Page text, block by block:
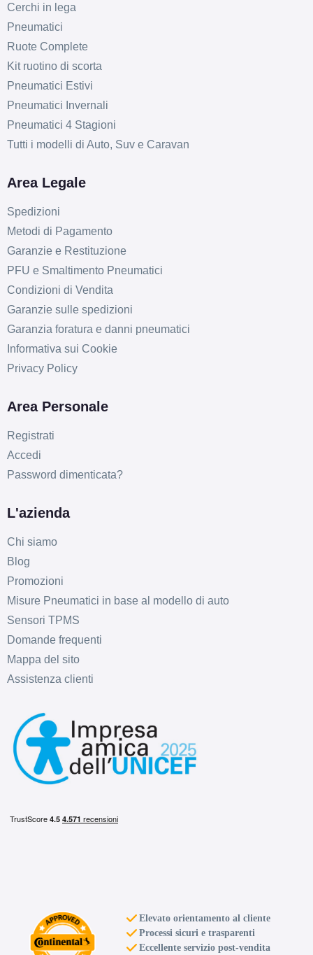
Cerchi in lega
Pneumatici
Ruote Complete
Kit ruotino di scorta
Pneumatici Estivi
Pneumatici Invernali
Pneumatici 4 Stagioni
Tutti i modelli di Auto, Suv e Caravan
Area Legale
Spedizioni
Metodi di Pagamento
Garanzie e Restituzione
PFU e Smaltimento Pneumatici
Condizioni di Vendita
Garanzie sulle spedizioni
Garanzia foratura e danni pneumatici
Informativa sui Cookie
Privacy Policy
Area Personale
Registrati
Accedi
Password dimenticata?
L'azienda
Chi siamo
Blog
Promozioni
Misure Pneumatici in base al modello di auto
Sensori TPMS
Domande frequenti
Mappa del sito
Assistenza clienti
Elevato orientamento al cliente
Processi sicuri e trasparenti
Eccellente servizio post-vendita